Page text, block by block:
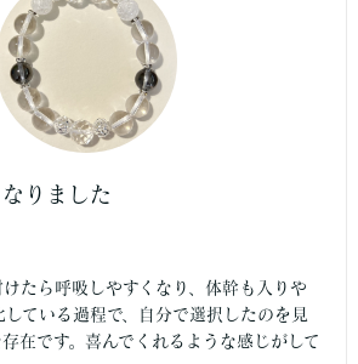
りました
たら呼吸しやすくなり、体幹も入りや
している過程で、自分で選択したのを見
在です。喜んでくれるような感じがして